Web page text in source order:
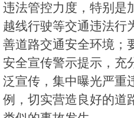
违法管控力度，特别是
越线行驶等交通违法行
善道路交通安全环境；
安全宣传警示提示，充
泛宣传，集中曝光严重
例，切实营造良好的道